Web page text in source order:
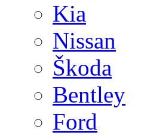
Kia
Nissan
Škoda
Bentley
Ford